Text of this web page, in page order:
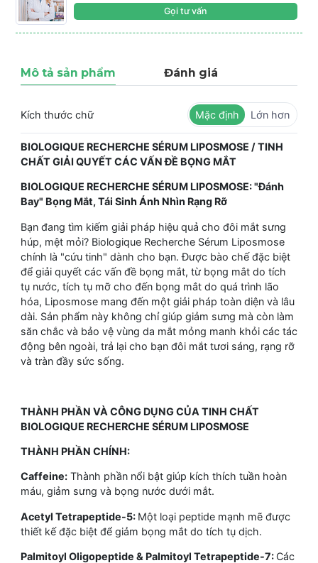
Gọi tư vấn
Mô tả sản phẩm Đánh giá
Kích thước chữ Mặc định Lớn hơn
BIOLOGIQUE RECHERCHE SÉRUM LIPOSMOSE / TINH
CHẤT GIẢI QUYẾT CÁC VẤN ĐỀ BỌNG MẮT
BIOLOGIQUE RECHERCHE SÉRUM LIPOSMOSE: "Đánh
Bay" Bọng Mắt, Tái Sinh Ánh Nhìn Rạng Rỡ
Bạn đang tìm kiếm giải pháp hiệu quả cho đôi mắt sưng
húp, mệt mỏi? Biologique Recherche Sérum Liposmose
chính là "cứu tinh" dành cho bạn. Được bào chế đặc biệt
để giải quyết các vấn đề bọng mắt, từ bọng mắt do tích
tụ nước, tích tụ mỡ cho đến bọng mắt do quá trình lão
hóa, Liposmose mang đến một giải pháp toàn diện và lâu
dài. Sản phẩm này không chỉ giúp giảm sưng mà còn làm
săn chắc và bảo vệ vùng da mắt mỏng manh khỏi các tác
động bên ngoài, trả lại cho bạn đôi mắt tươi sáng, rạng rỡ
và tràn đầy sức sống.
THÀNH PHẦN VÀ CÔNG DỤNG CỦA TINH CHẤT
BIOLOGIQUE RECHERCHE SÉRUM LIPOSMOSE
THÀNH PHẦN CHÍNH:
Caffeine: Thành phần nổi bật giúp kích thích tuần hoàn
máu, giảm sưng và bọng nước dưới mắt.
Acetyl Tetrapeptide-5: Một loại peptide mạnh mẽ được
thiết kế đặc biệt để giảm bọng mắt do tích tụ dịch.
Palmitoyl Oligopeptide & Palmitoyl Tetrapeptide-7:Các